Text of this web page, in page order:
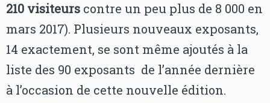
210 visiteurs contre un peu plus de 8 000 en
mars 2017). Plusieurs nouveaux exposants,
14 exactement, se sont même ajoutés à la
liste des 90 exposants de l’année dernière
à l’occasion de cette nouvelle édition.